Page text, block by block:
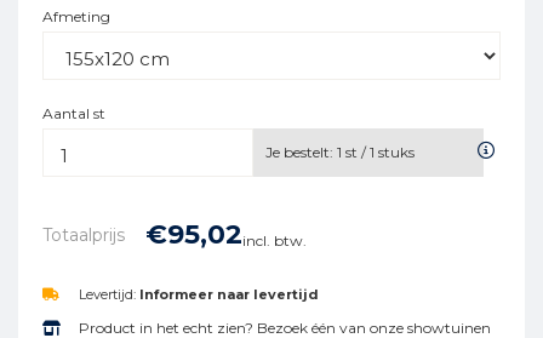
Afmeting
Aantal st
Je bestelt: 1 st /1 stuks
Totaalprijs €95,02incl. btw.
Levertijd: Informeer naar levertijd
Product in het echt zien? Bezoek één van onze showtuinen